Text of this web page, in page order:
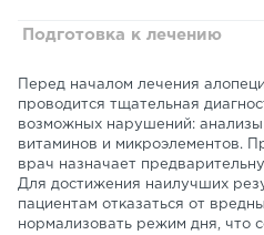
Подготовка к лечению
Перед началом лечения
проводится тщательная
возможных нарушений:
витаминов и микроэлементов.
врач назначает
Для достижения наилучших
пациентам отказаться от
нормализовать режим дня, что